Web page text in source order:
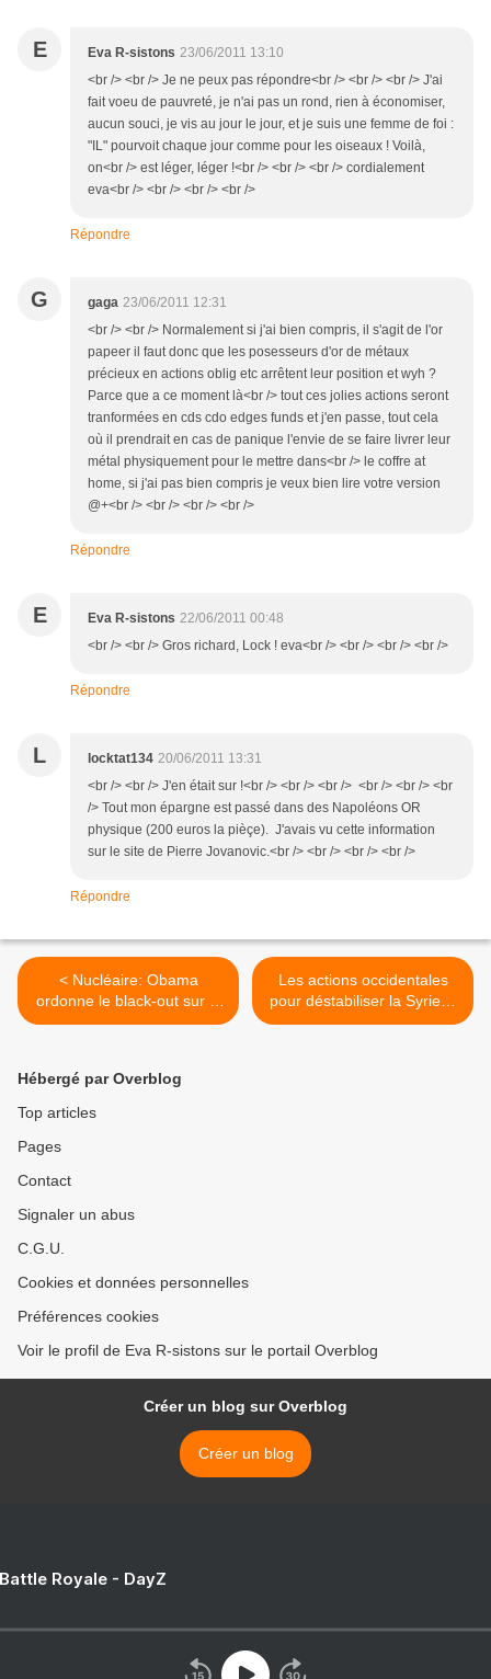
E Eva R-sistons 23/06/2011 13:10
<br /> <br /> Je ne peux pas répondre<br /> <br /> <br /> J'ai
fait voeu de pauvreté, je n'ai pas un rond, rien à économiser,
aucun souci, je vis au jour le jour, et je suis une femme de foi :
"IL" pourvoit chaque jour comme pour les oiseaux ! Voilà,
on<br /> est léger, léger !<br /> <br /> <br /> cordialement
eva<br /> <br /> <br /> <br />
Répondre
G gaga 23/06/2011 12:31
<br /> <br /> Normalement si j'ai bien compris, il s'agit de l'or
papeer il faut donc que les posesseurs d'or de métaux
précieux en actions oblig etc arrêtent leur position et wyh ?
Parce que a ce moment là<br /> tout ces jolies actions seront
tranformées en cds cdo edges funds et j'en passe, tout cela
où il prendrait en cas de panique l'envie de se faire livrer leur
métal physiquement pour le mettre dans<br /> le coffre at
home, si j'ai pas bien compris je veux bien lire votre version
@+<br /> <br /> <br /> <br />
Répondre
E Eva R-sistons 22/06/2011 00:48
<br /> <br /> Gros richard, Lock ! eva<br /> <br /> <br /> <br />
Répondre
L locktat134 20/06/2011 13:31
<br /> <br /> J'en était sur !<br /> <br /> <br /> <br /> <br /> <br
/> Tout mon épargne est passé dans des Napoléons OR
physique (200 euros la pièçe). J'avais vu cette information
sur le site de Pierre Jovanovic.<br /> <br /> <br /> <br />
Répondre
< Nucléaire: Obama
ordonne le black-out sur la
situation de la centrale de
Les actions occidentales
pour déstabiliser la Syrie…
(Thierry Meyssan) >
Hébergé par Overblog
Top articles
Pages
Contact
Signaler un abus
C.G.U.
Cookies et données personnelles
Préférences cookies
Voir le profil de Eva R-sistons sur le portail Overblog
Créer un blog sur Overblog
Créer un blog
Royale - DayZ